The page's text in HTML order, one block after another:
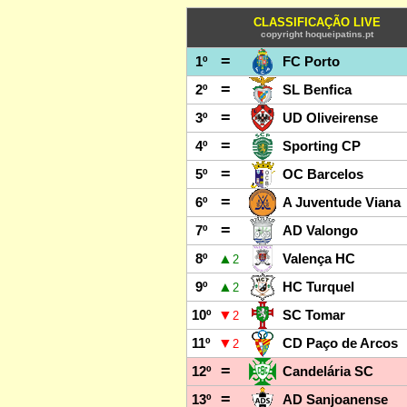
CLASSIFICAÇÃO LIVE
copyright hoqueipatins.pt
1º =
FC Porto
2º
=
SL Benfica
3º
=
UD Oliveirense
4º
=
Sporting CP
5º
=
OC Barcelos
6º
=
A Juventude Viana
7º
=
AD Valongo
8º
▲ 2
Valença HC
9º
▲ 2
HC Turquel
10º
▼ 2
SC Tomar
11º
▼ 2
CD Paço de Arcos
12º
=
Candelária SC
13º
=
AD Sanjoanense